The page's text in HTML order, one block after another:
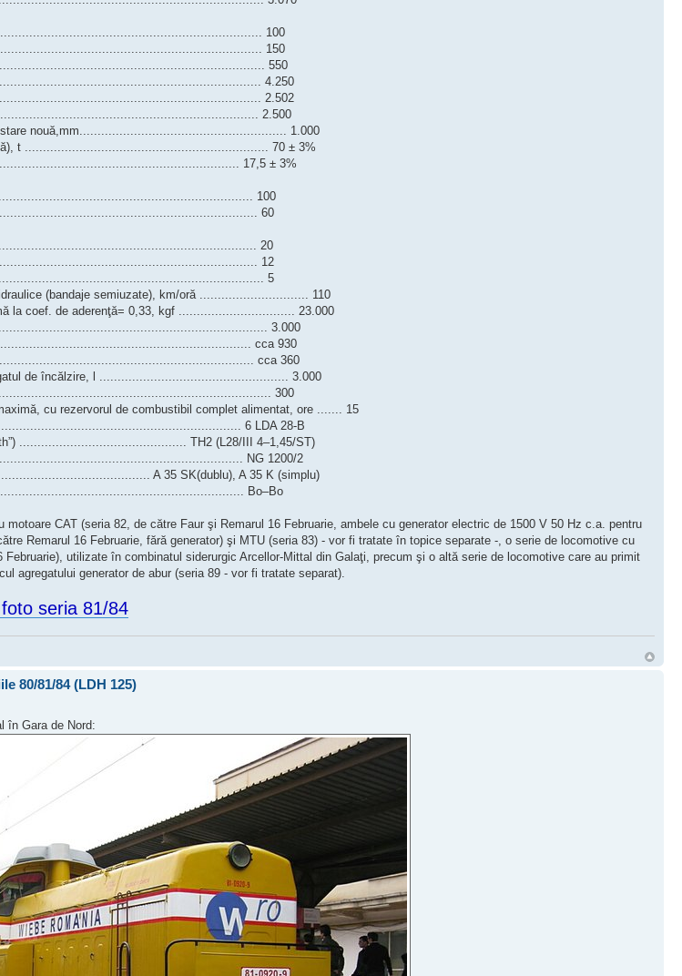
100
150
550
4.250
2.502
2.500
stare nouă,mm......................................................... 1.000
t ................................................................... 70 ± 3%
17,5 ± 3%
100
60
20
12
5
(bandaje semiuzate), km/oră .............................. 110
la coef. de aderenţă= 0,33, kgf ................................ 23.000
3.000
cca 930
cca 360
de încălzire, l .................................................... 3.000
300
cu rezervorul de combustibil complet alimentat, ore ....... 15
6 LDA 28-B
.............................................. TH2 (L28/III 4–1,45/ST)
NG 1200/2
A 35 SK(dublu), A 35 K (simplu)
Bo–Bo
motoare CAT (seria 82, de către Faur şi Remarul 16 Februarie, ambele cu generator electric de 1500 V 50 Hz c.a. pentru
Remarul 16 Februarie, fără generator) şi MTU (seria 83) - vor fi tratate în topice separate -, o serie de locomotive cu
utilizate în combinatul siderurgic Arcellor-Mittal din Galaţi, precum şi o altă serie de locomotive care au primit
agregatului generator de abur (seria 89 - vor fi tratate separat).
seria 81/84
80/81/84 (LDH 125)
în Gara de Nord: